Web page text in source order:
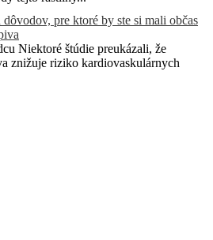
pre ktoré by ste si mali občas
Niektoré štúdie preukázali, že
znižuje riziko kardiovaskulárnych